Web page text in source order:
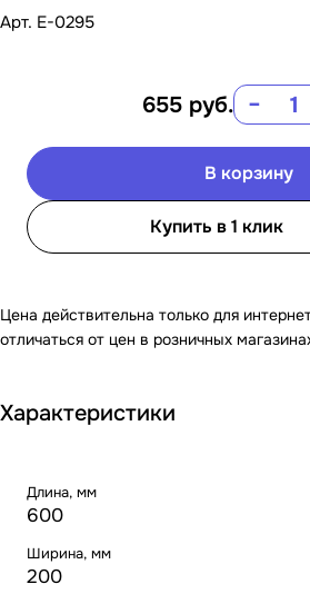
Арт. E-0295
655 руб. −
В корзину
Купить в 1 клик
Цена действительна только для
отличаться от цен в розничных
Характеристики
Длина, мм
600
Ширина, мм
200